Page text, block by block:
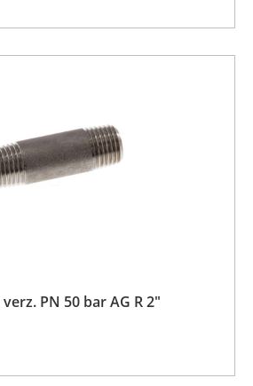
PN 50 bar AG R 2"